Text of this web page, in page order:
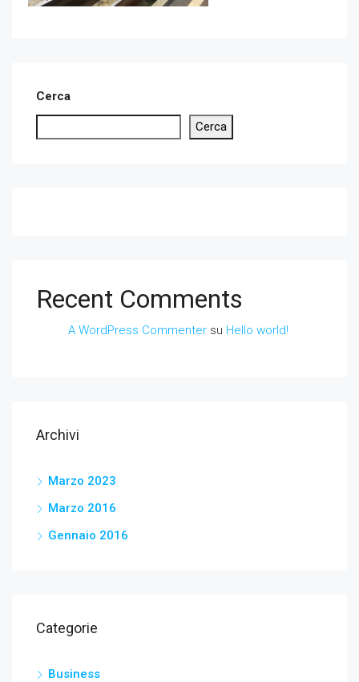
Cerca
Cerca
Recent Comments
A WordPress Commenter su Hello world!
Archivi
Marzo 2023
Marzo 2016
Gennaio 2016
Categorie
Business